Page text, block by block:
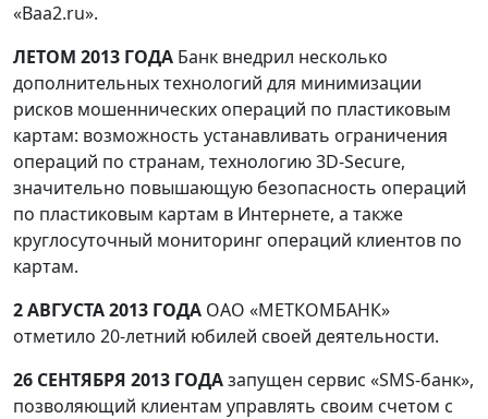
«Baa2.ru».
ЛЕТОМ 2013 ГОДА Банк внедрил несколько
дополнительных технологий для минимизации
рисков мошеннических операций по пластиковым
картам: возможность устанавливать ограничения
операций по странам, технологию 3D-Secure,
значительно повышающую безопасность операций
по пластиковым картам в Интернете, а также
круглосуточный мониторинг операций клиентов по
картам.
2 АВГУСТА 2013 ГОДА ОАО «МЕТКОМБАНК»
отметило 20-летний юбилей своей деятельности.
26 СЕНТЯБРЯ 2013 ГОДАзапущен сервис «SMS-банк»,
позволяющий клиентам управлять своим счетом с